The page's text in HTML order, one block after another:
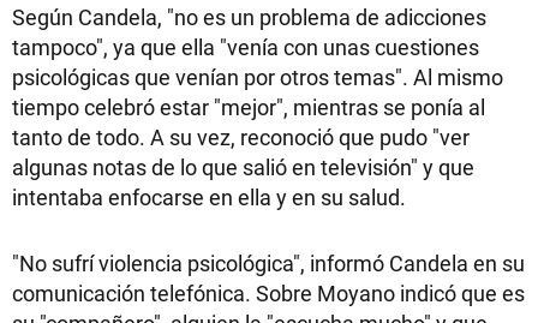
Según Candela, "no es un problema de adicciones
tampoco", ya que ella "venía con unas cuestiones
psicológicas que venían por otros temas". Al mismo
tiempo celebró estar "mejor", mientras se ponía al
tanto de todo. A su vez, reconoció que pudo "ver
algunas notas de lo que salió en televisión" y que
intentaba enfocarse en ella y en su salud.
"No sufrí violencia psicológica", informó Candela en su
comunicación telefónica. Sobre Moyano indicó que es